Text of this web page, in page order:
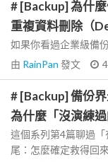
# [Backup] 為什
重複資料刪除（
如果你看過企業級備
由 RainPan 發文
# [Backup] 備份
為什麼「沒演練
這個系列第4篇聊過
尾：怎麼確定救得回